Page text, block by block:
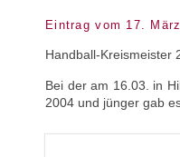
Eintrag vom 17.
Handball-Kreismeister
Bei der am 16.03. in
2004 und jünger gab